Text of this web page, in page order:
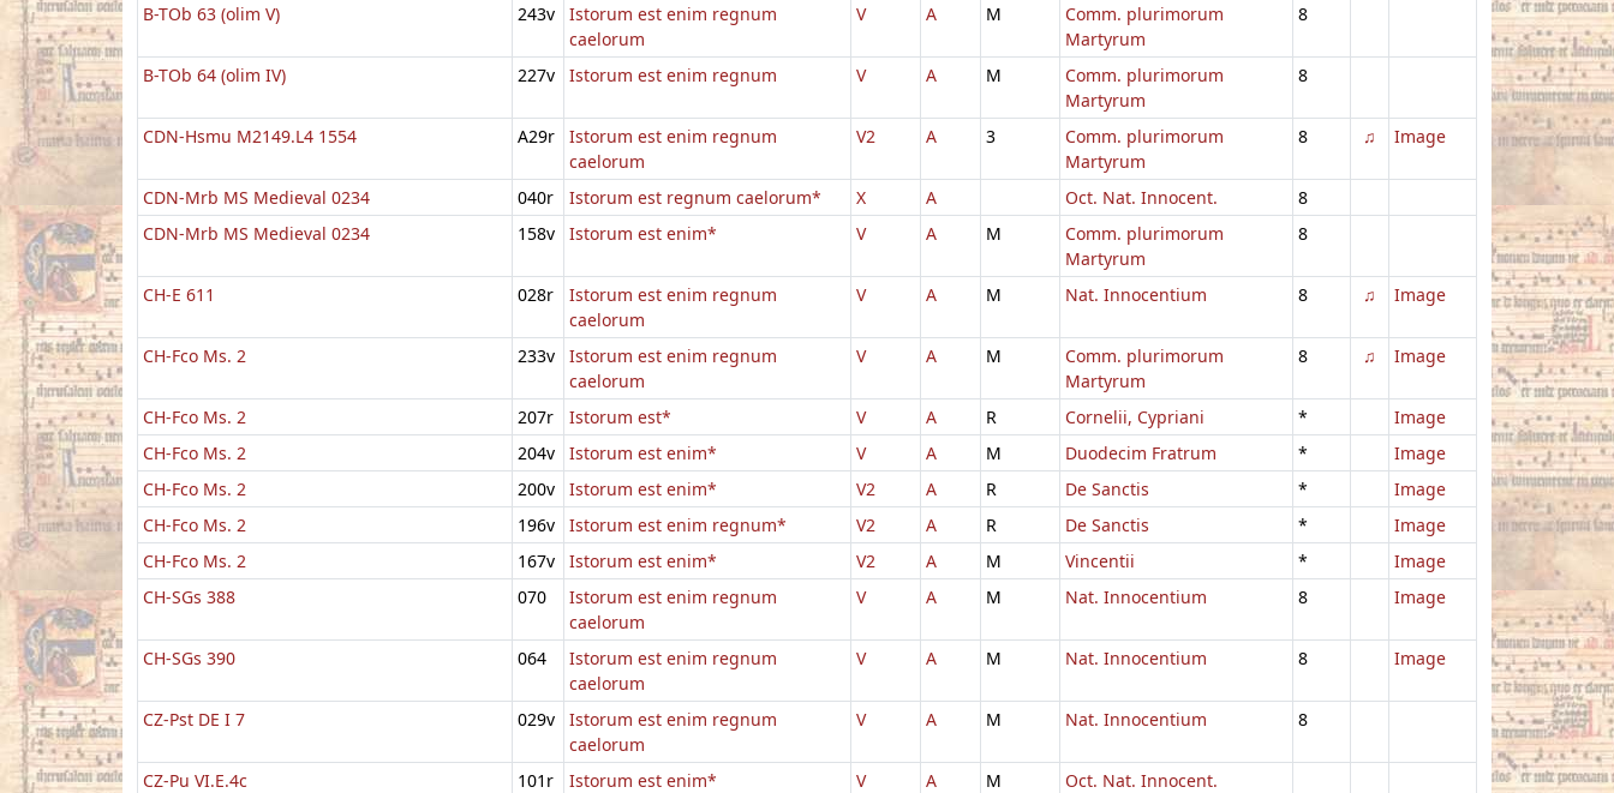
B-TOb 63 (olim V)
243v
Istorum est enim regnum
caelorum
V A M
Comm. plurimorum
Martyrum
8
B-TOb 64 (olim IV) 227v Istorum est enim regnum V A M
Comm. plurimorum
Martyrum
8
CDN-Hsmu M2149.L4 1554 A29r
Istorum est enim regnum
caelorum
V2 A 3
Comm. plurimorum
Martyrum
8 ♫ Image
CDN-Mrb MS Medieval 0234 040r Istorum est regnum caelorum* X A Oct. Nat. Innocent.
8
CDN-Mrb MS Medieval 0234
158v Istorum est enim* V A M
Comm. plurimorum
Martyrum
8
CH-E 611 028r
Istorum est enim regnum
caelorum
V A M Nat. Innocentium 8 ♫ Image
CH-Fco Ms. 2 233v
Istorum est enim regnum
caelorum
V A M
Comm. plurimorum
Martyrum
8 ♫ Image
CH-Fco Ms. 2 207r Istorum est* V A R Cornelii, Cypriani *
Image
CH-Fco Ms. 2
204v Istorum est enim* V A M Duodecim Fratrum *
Image
CH-Fco Ms. 2
200v Istorum est enim* V2 A R De Sanctis *
Image
CH-Fco Ms. 2
196v Istorum est enim regnum* V2 A R De Sanctis *
Image
CH-Fco Ms. 2
167v Istorum est enim* V2 A M Vincentii *
Image
CH-SGs 388
070
Istorum est enim regnum
caelorum
V A M Nat. Innocentium 8 Image
CH-SGs 390 064
Istorum est enim regnum
caelorum
V A M Nat. Innocentium 8 Image
CZ-Pst DE I 7 029v
Istorum est enim regnum
caelorum
V A M Nat. Innocentium 8
CZ-Pu VI.E.4c 101r Istorum est enim* V A M
Oct. Nat. Innocent.